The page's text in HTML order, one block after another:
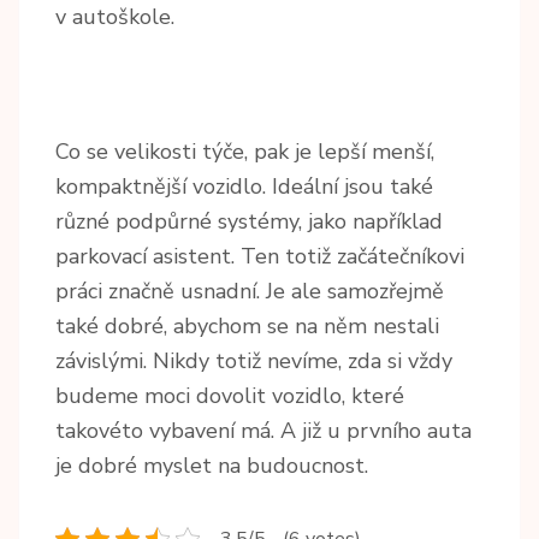
v autoškole.
Co se velikosti týče, pak je lepší menší,
kompaktnější vozidlo. Ideální jsou také
různé podpůrné systémy, jako například
parkovací asistent. Ten totiž začátečníkovi
práci značně usnadní. Je ale samozřejmě
také dobré, abychom se na něm nestali
závislými. Nikdy totiž nevíme, zda si vždy
budeme moci dovolit vozidlo, které
takovéto vybavení má. A již u prvního auta
je dobré myslet na budoucnost.